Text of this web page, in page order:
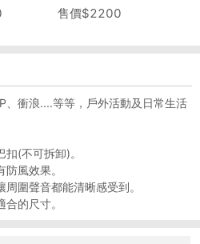
售價$2200
、衝浪....等等，戶外活動及日常生活
(不可拆卸)。
風效果。
圍聲音都能清晰感受到。
的尺寸。